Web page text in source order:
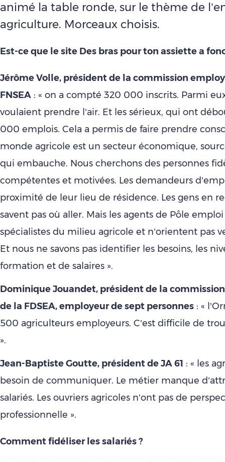
animé la table ronde, sur le thème de
agriculture. Morceaux choisis.
Est-ce que le site Des bras pour ton assiette a
Jérôme Volle, président de la commission
FNSEA : « on a compté 320 000 inscrits. Parmi
voulaient prendre l’air. Et les sérieux, qui ont
000 emplois. Cela a permis de faire prendre
monde agricole est un secteur économique,
qui embauche. Nous cherchons des personnes
compétentes et motivées. Les demandeurs
proximité de leur lieu de résidence. Les gens en
savent pas où aller. Mais les agents de Pôle
spécialistes du milieu agricole et n’orientent pas
Et nous ne savons pas identifier les besoins, les
formation et de salaires ».
Dominique Jouandet, président de la
de la FDSEA, employeur de sept personnes : «
500 agriculteurs employeurs. C’est difficile de
».
Jean-Baptiste Goutte, président de JA 61 : « les
besoin de communiquer. Le métier manque
salariés. Les ouvriers agricoles n’ont pas de
professionnelle ».
Comment fidéliser les salariés ?